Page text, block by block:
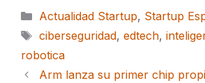
Categorías
Actualidad Startup, Startup
Etiquetas
ciberseguridad, edtech,
robotica
Arm lanza su primer chip